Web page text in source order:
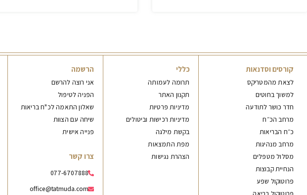
קורסים וסדנאות
לצאת מהמטריקס
למשוך בחוטים
חדר כושר לתודעה
מרחב הכ״ח
כ״ח הבריאות
מרחב מנהיגות
מסלול מטפלים
הנחיית קבוצות
פרוטוקול שפע
כללי
תרומה לעמותה
תקנון האתר
מדיניות פרטיות
מדיניות רכישות וביטולים
בקשת מילגה
מפת התמצאות
הצהרת נגישות
הרשמה
אני רוצה להרשם
הפניה לטיפול
שאלון התאמה לכ"ח בריאות
שיחה עם הצוות
פנייה אישית
צרו קשר
077-6707888
office@tatmuda.com